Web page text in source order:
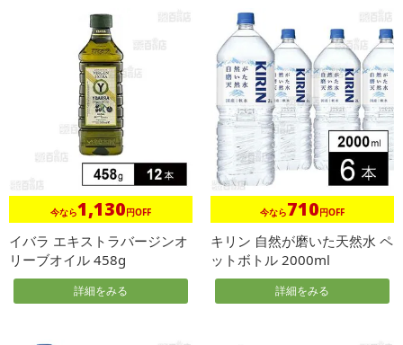
今なら1,130円OFF
イバラ エキストラバージンオ
リーブオイル 458g
詳細をみる
今なら710円OFF
キリン 自然が磨いた天然水 ペ
ットボトル 2000ml
詳細をみる